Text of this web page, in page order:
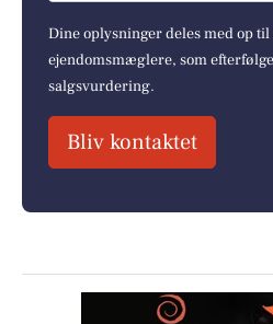
Dine oplysninger deles med op
ejendomsmæglere, som
salgsvurdering.
Bliv kontaktet